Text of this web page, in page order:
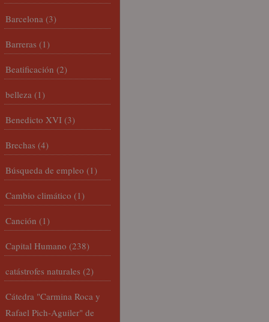
Barcelona (3)
Barreras (1)
Beatificación (2)
belleza (1)
Benedicto XVI (3)
Brechas (4)
Búsqueda de empleo (1)
Cambio climático (1)
Canción (1)
Capital Humano (238)
catástrofes naturales (2)
Cátedra "Carmina Roca y
Rafael Pich-Aguiler" de